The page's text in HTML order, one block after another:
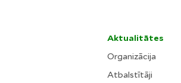
Aktualitātes
Organizācija
Atbalstītāji